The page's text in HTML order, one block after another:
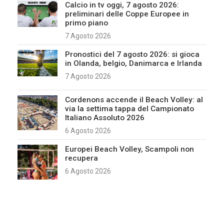
Calcio in tv oggi, 7 agosto 2026:
preliminari delle Coppe Europee in
primo piano
7 Agosto 2026
Pronostici del 7 agosto 2026: si gioca
in Olanda, belgio, Danimarca e Irlanda
7 Agosto 2026
Cordenons accende il Beach Volley: al
via la settima tappa del Campionato
Italiano Assoluto 2026
6 Agosto 2026
Europei Beach Volley, Scampoli non
recupera
6 Agosto 2026